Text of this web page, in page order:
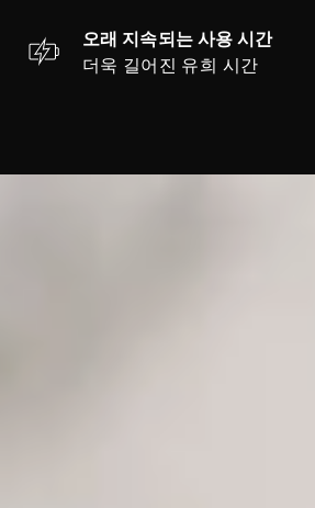
오래 지속되는 사용 시간
더욱 길어진 유희 시간